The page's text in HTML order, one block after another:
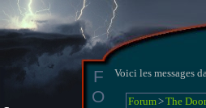
F
O
Voici les messages
Forum>The